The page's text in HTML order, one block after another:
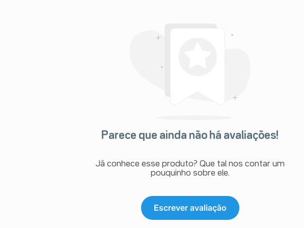
ANTES DE USAR ESTE MEDICAMENTO? e 9.
do fígado) e insuficiência hepática fulminante
Parece que ainda não há avaliações!
Já conhece esse produto? Que tal nos contar um
pouquinho sobre ele.
Escrever avaliação